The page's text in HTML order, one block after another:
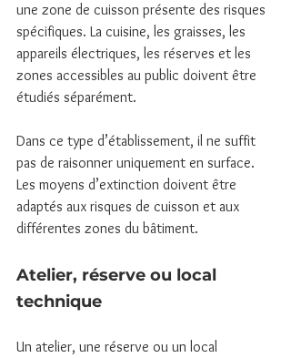
une zone de cuisson présente des risques
spécifiques. La cuisine, les graisses, les
appareils électriques, les réserves et les
zones accessibles au public doivent être
étudiés séparément.
Dans ce type d’établissement, il ne suffit
pas de raisonner uniquement en surface.
Les moyens d’extinction doivent être
adaptés aux risques de cuisson et aux
différentes zones du bâtiment.
Atelier, réserve ou local
technique
Un atelier, une réserve ou un local